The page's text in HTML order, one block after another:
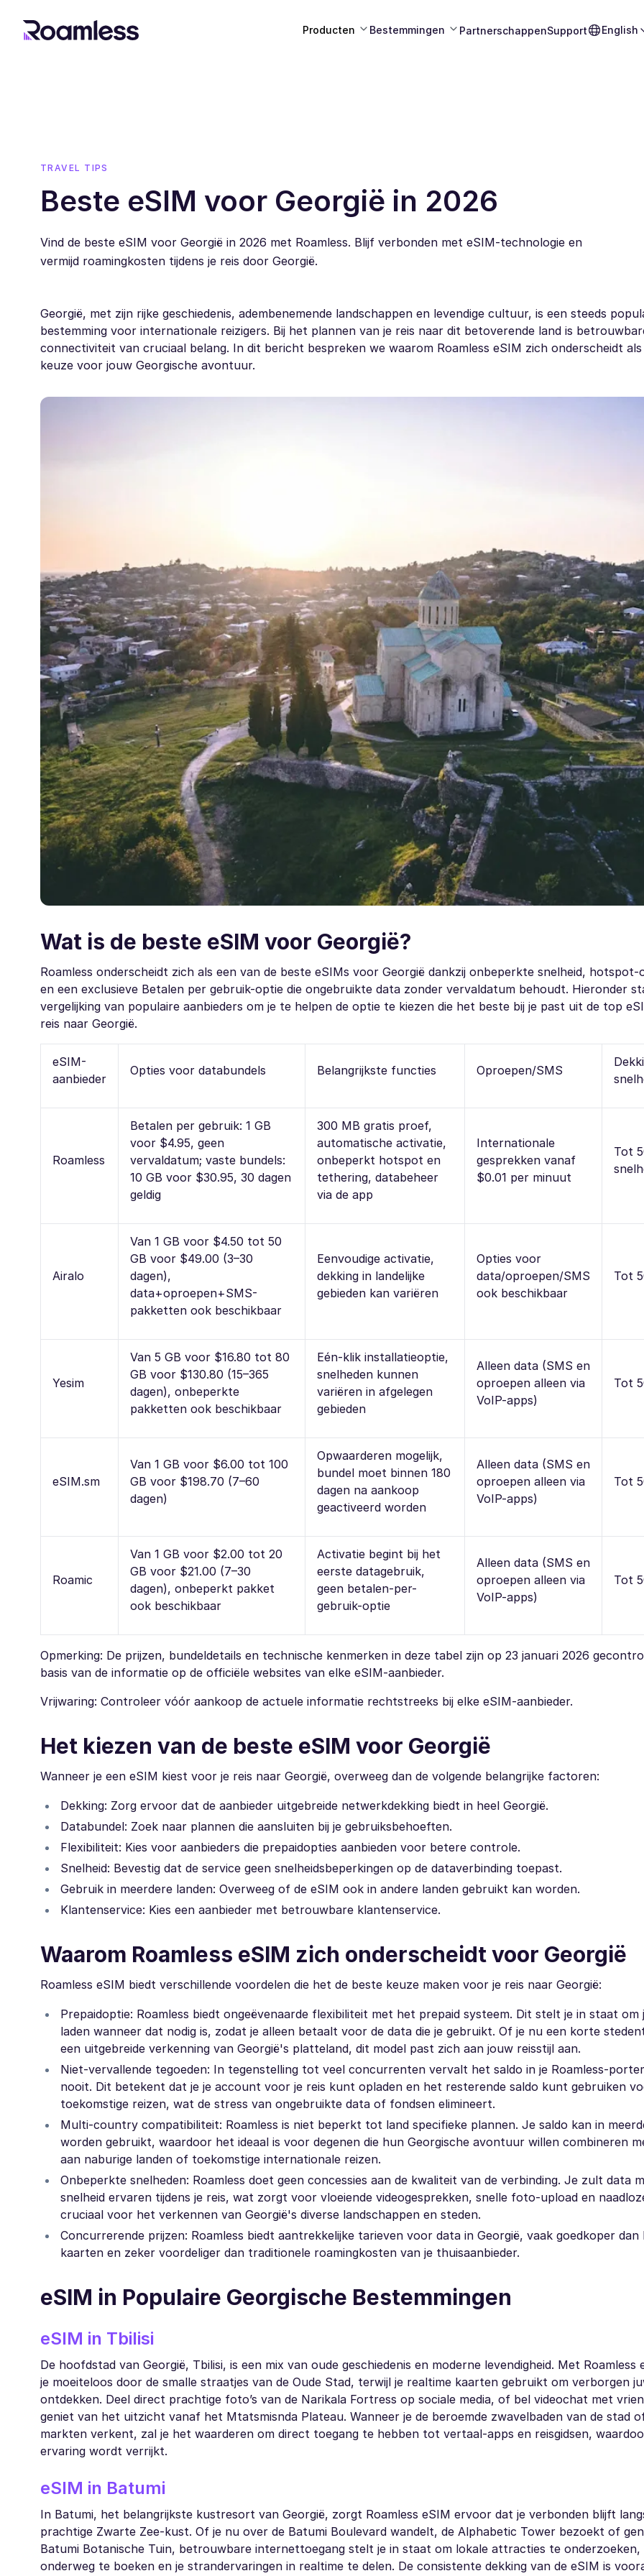
Producten Bestemmingen PartnerschappenSupport English
TRAVEL TIPS
Beste eSIM voor Georgië in 2026
Vind de beste eSIM voor Georgië in 2026 met Roamless. Blijf verbonden met eSIM-technologie en
vermijd roamingkosten tijdens je reis door Georgië.
Georgië, met zijn rijke geschiedenis, adembenemende landschappen en levendige cultuur, is een steeds
bestemming voor internationale reizigers. Bij het plannen van je reis naar dit betoverende land is
connectiviteit van cruciaal belang. In dit bericht bespreken we waarom Roamless eSIM zich onderscheidt
keuze voor jouw Georgische avontuur.
Wat is de beste eSIM voor Georgië?
Roamless onderscheidt zich als een van de beste eSIMs voor Georgië dankzij onbeperkte snelheid, hotspot-
en een exclusieve Betalen per gebruik-optie die ongebruikte data zonder vervaldatum behoudt. Hieronder
vergelijking van populaire aanbieders om je te helpen de optie te kiezen die het beste bij je past uit de top
reis naar Georgië.
eSIM-
aanbieder
Opties voor databundels Belangrijkste functies Oproepen/SMS
Roamless
Betalen per gebruik: 1 GB
voor $4.95, geen
vervaldatum; vaste bundels:
10 GB voor $30.95, 30 dagen
geldig
300 MB gratis proef,
automatische activatie,
onbeperkt hotspot en
tethering, databeheer
via de app
Internationale
gesprekken vanaf
$0.01 per minuut
Tot
Airalo
Van 1 GB voor $4.50 tot 50
GB voor $49.00 (3–30
dagen),
data+oproepen+SMS-
pakketten ook beschikbaar
Eenvoudige activatie,
dekking in landelijke
gebieden kan variëren
Opties voor
data/oproepen/SMS
ook beschikbaar
Tot
Yesim
Van 5 GB voor $16.80 tot 80
GB voor $130.80 (15–365
dagen), onbeperkte
pakketten ook beschikbaar
Eén-klik installatieoptie,
snelheden kunnen
variëren in afgelegen
gebieden
Alleen data (SMS en
oproepen alleen via
VoIP-apps)
Tot
eSIM.sm
Van 1 GB voor $6.00 tot 100
GB voor $198.70 (7–60
dagen)
Opwaarderen mogelijk,
bundel moet binnen 180
dagen na aankoop
geactiveerd worden
Alleen data (SMS en
oproepen alleen via
VoIP-apps)
Tot
Roamic
Van 1 GB voor $2.00 tot 20
GB voor $21.00 (7–30
dagen), onbeperkt pakket
ook beschikbaar
Activatie begint bij het
eerste datagebruik,
geen betalen-per-
gebruik-optie
Alleen data (SMS en
oproepen alleen via
VoIP-apps)
Tot
Opmerking: De prijzen, bundeldetails en technische kenmerken in deze tabel zijn op 23 januari 2026
basis van de informatie op de officiële websites van elke eSIM-aanbieder.
Vrijwaring: Controleer vóór aankoop de actuele informatie rechtstreeks bij elke eSIM-aanbieder.
Het kiezen van de beste eSIM voor Georgië
Wanneer je een eSIM kiest voor je reis naar Georgië, overweeg dan de volgende belangrijke factoren:
Dekking: Zorg ervoor dat de aanbieder uitgebreide netwerkdekking biedt in heel Georgië.
Databundel: Zoek naar plannen die aansluiten bij je gebruiksbehoeften.
Flexibiliteit: Kies voor aanbieders die prepaidopties aanbieden voor betere controle.
Snelheid: Bevestig dat de service geen snelheidsbeperkingen op de dataverbinding toepast.
Gebruik in meerdere landen: Overweeg of de eSIM ook in andere landen gebruikt kan worden.
Klantenservice: Kies een aanbieder met betrouwbare klantenservice.
Waarom Roamless eSIM zich onderscheidt voor Georgië
Roamless eSIM biedt verschillende voordelen die het de beste keuze maken voor je reis naar Georgië:
Prepaidoptie: Roamless biedt ongeëvenaarde flexibiliteit met het prepaid systeem. Dit stelt je in staat om
laden wanneer dat nodig is, zodat je alleen betaalt voor de data die je gebruikt. Of je nu een korte
een uitgebreide verkenning van Georgië's platteland, dit model past zich aan jouw reisstijl aan.
Niet-vervallende tegoeden: In tegenstelling tot veel concurrenten vervalt het saldo in je Roamless-
nooit. Dit betekent dat je je account voor je reis kunt opladen en het resterende saldo kunt gebruiken
toekomstige reizen, wat de stress van ongebruikte data of fondsen elimineert.
Multi-country compatibiliteit: Roamless is niet beperkt tot land specifieke plannen. Je saldo kan in
worden gebruikt, waardoor het ideaal is voor degenen die hun Georgische avontuur willen combineren
aan naburige landen of toekomstige internationale reizen.
Onbeperkte snelheden: Roamless doet geen concessies aan de kwaliteit van de verbinding. Je zult data
snelheid ervaren tijdens je reis, wat zorgt voor vloeiende videogesprekken, snelle foto-upload en
cruciaal voor het verkennen van Georgië's diverse landschappen en steden.
Concurrerende prijzen: Roamless biedt aantrekkelijke tarieven voor data in Georgië, vaak goedkoper dan
kaarten en zeker voordeliger dan traditionele roamingkosten van je thuisaanbieder.
eSIM in Populaire Georgische Bestemmingen
eSIM in Tbilisi
De hoofdstad van Georgië, Tbilisi, is een mix van oude geschiedenis en moderne levendigheid. Met Roamless
je moeiteloos door de smalle straatjes van de Oude Stad, terwijl je realtime kaarten gebruikt om verborgen
ontdekken. Deel direct prachtige foto’s van de Narikala Fortress op sociale media, of bel videochat met
geniet van het uitzicht vanaf het Mtatsmisnda Plateau. Wanneer je de beroemde zwavelbaden van de stad
markten verkent, zal je het waarderen om direct toegang te hebben tot vertaal-apps en reisgidsen,
ervaring wordt verrijkt.
eSIM in Batumi
In Batumi, het belangrijkste kustresort van Georgië, zorgt Roamless eSIM ervoor dat je verbonden blijft
prachtige Zwarte Zee-kust. Of je nu over de Batumi Boulevard wandelt, de Alphabetic Tower bezoekt of
Batumi Botanische Tuin, betrouwbare internettoegang stelt je in staat om lokale attracties te
onderweg te boeken en je strandervaringen in realtime te delen. De consistente dekking van de eSIM is